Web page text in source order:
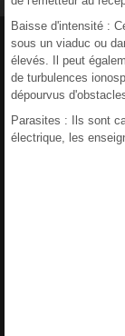
Baisse d'intensité :
sous un viaduc ou
élevés. Il peut
de turbulences
dépourvus
Parasites : Ils sont
électrique, les